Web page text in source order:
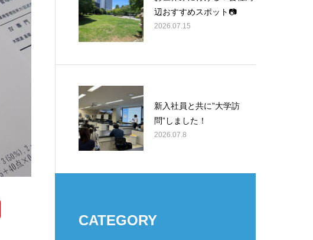
辺おすすめスポット📷
2026.07.15
新入社員と共に”大学訪
問”しました！
2026.07.8
CATEGORY